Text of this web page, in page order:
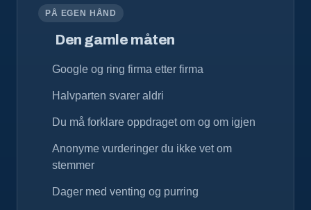
PÅ EGEN HÅND
Den gamle måten
Google og ring firma etter firma
Halvparten svarer aldri
Du må forklare oppdraget om og om igjen
Anonyme vurderinger du ikke vet om
stemmer
Dager med venting og purring